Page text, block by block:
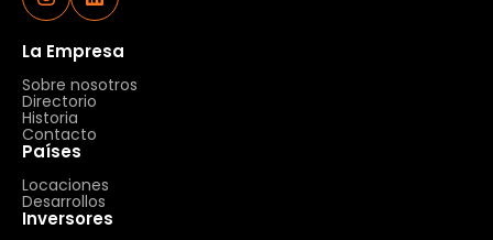
La Empresa
Sobre nosotros
Directorio
Historia
Contacto
Países
Locaciones
Desarrollos
Inversores